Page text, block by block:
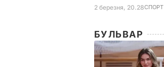
2 березня, 20.28СПОРТ
БУЛЬВАР